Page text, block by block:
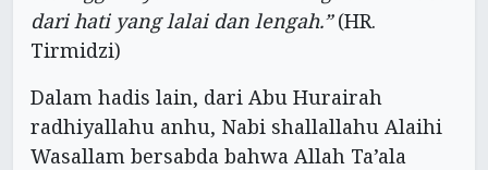
dari hati yang lalai dan lengah.”(HR.
Tirmidzi)
Dalam hadis lain, dari Abu Hurairah
radhiyallahu anhu, Nabi shallallahu Alaihi
Wasallam bersabda bahwa Allah Ta’ala